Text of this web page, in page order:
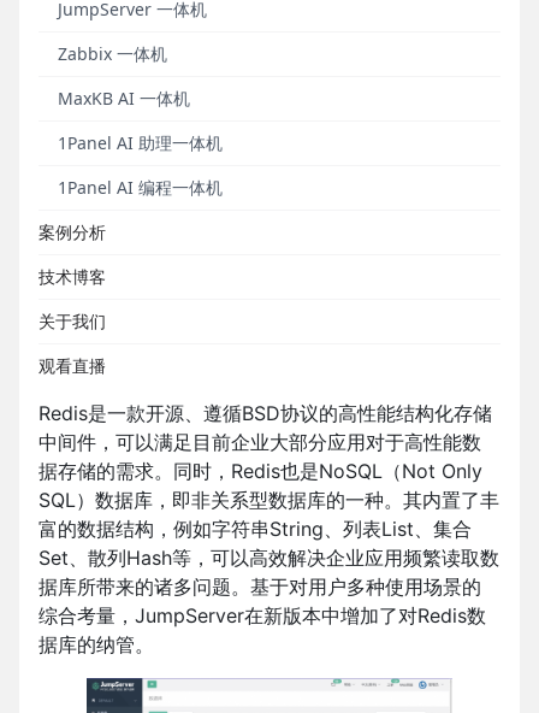
JumpServer 一体机
Zabbix 一体机
MaxKB AI 一体机
1Panel AI 助理一体机
1Panel AI 编程一体机
案例分析
技术博客
关于我们
观看直播
数据库进行批量改密操作，支持对通过Web可视化方
式连接的数据库进行SQL文件的导入和数据查询集的导
份。工单系统方面，JumpServer支持复核人同意资产
登录复核工单后对会话直接发起控制。
新增功能
在JumpServer v2.18.0版本中，数据库应用已支持对
非关系型数据库Redis的添加、授权、连接以及会话审
计。
Redis是一款开源、遵循BSD协议的高性能结构化存储
中间件，可以满足目前企业大部分应用对于高性能数
据存储的需求。同时，Redis也是NoSQL（Not Only
SQL）数据库，即非关系型数据库的一种。其内置了丰
富的数据结构，例如字符串String、列表List、集合
Set、散列Hash等，可以高效解决企业应用频繁读取数
据库所带来的诸多问题。基于对用户多种使用场景的
综合考量，JumpServer在新版本中增加了对Redis数
据库的纳管。